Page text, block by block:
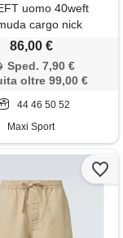
uomo 40weft
cargo nick
86,00 €
Sped. 7,90 €
oltre 99,00 €
44 46 50 52
Maxi Sport